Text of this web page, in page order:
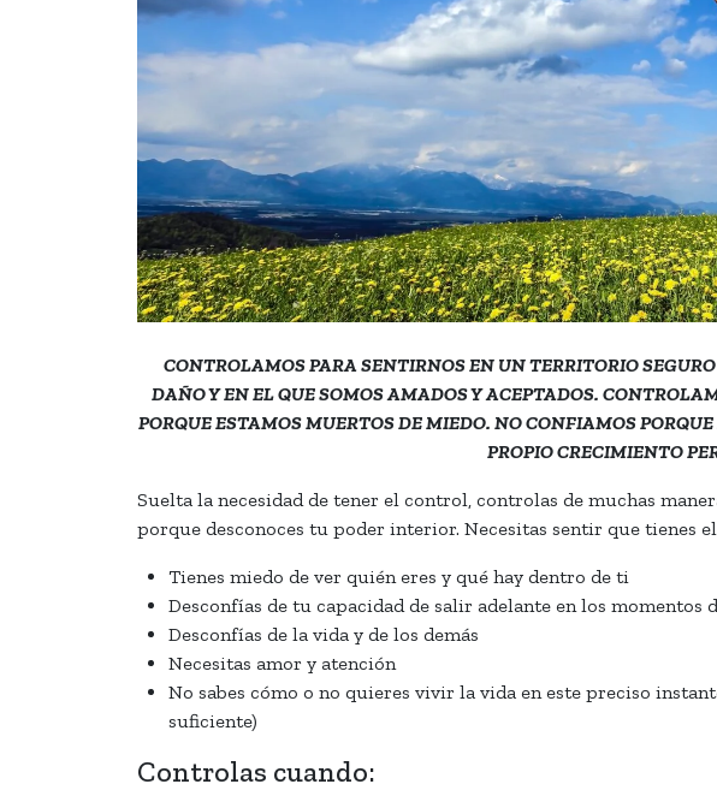
CONTROLAMOS PARA SENTIRNOS EN UN TERRITORIO
DAÑO Y EN EL QUE SOMOS AMADOS Y ACEPTADOS.
PORQUE ESTAMOS MUERTOS DE MIEDO. NO CONFIAMOS
PROPIO CRECIMIENTO
Suelta la necesidad de tener el control, controlas de muchas
porque desconoces tu poder interior. Necesitas sentir que tienes
Tienes miedo de ver quién eres y qué hay dentro de ti
Desconfías de tu capacidad de salir adelante en los momentos
Desconfías de la vida y de los demás
Necesitas amor y atención
No sabes cómo o no quieres vivir la vida en este preciso
suficiente)
Controlas cuando: